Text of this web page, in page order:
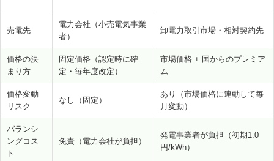
売電先
電力会社（小売電気事業
者）
卸電力取引市場・相対契約先
価格の決
まり方
固定価格（認定時に確
定・毎年度改定）
市場価格 + 国からのプレミア
ム
価格変動
リスク
なし（固定）
あり（市場価格に連動して毎
月変動）
バランシ
ングコス
ト
免責（電力会社が負担）
発電事業者が負担（初期1.0
円/kWh）